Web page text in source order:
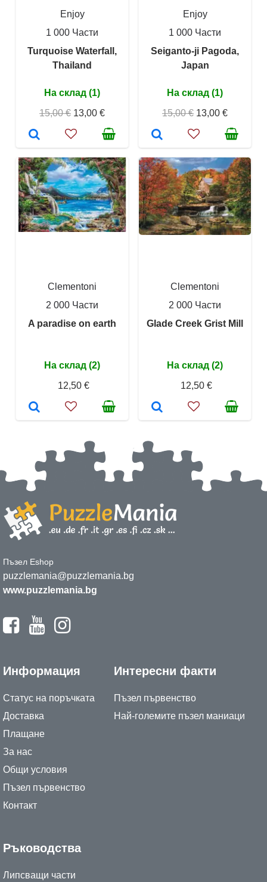
Enjoy
1 000 Части
Turquoise Waterfall,
Thailand
На склад (1)
15,00 € 13,00 €
Enjoy
1 000 Части
Seiganto-ji Pagoda,
Japan
На склад (1)
15,00 € 13,00 €
Clementoni
2 000 Части
A paradise on earth
На склад (2)
12,50 €
Clementoni
2 000 Части
Glade Creek Grist Mill
На склад (2)
12,50 €
Пъзел Eshop
puzzlemania@puzzlemania.bg
www.puzzlemania.bg
Информация
Статус на поръчката
Доставка
Плащане
За нас
Общи условия
Пъзел първенство
Контакт
Интересни факти
Пъзел първенство
Най-големите пъзел маниаци
Ръководства
Липсващи части